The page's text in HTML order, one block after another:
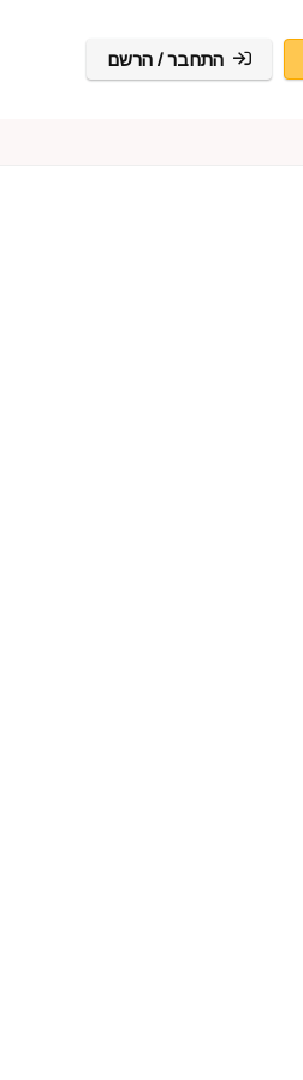
התחבר / הרשם